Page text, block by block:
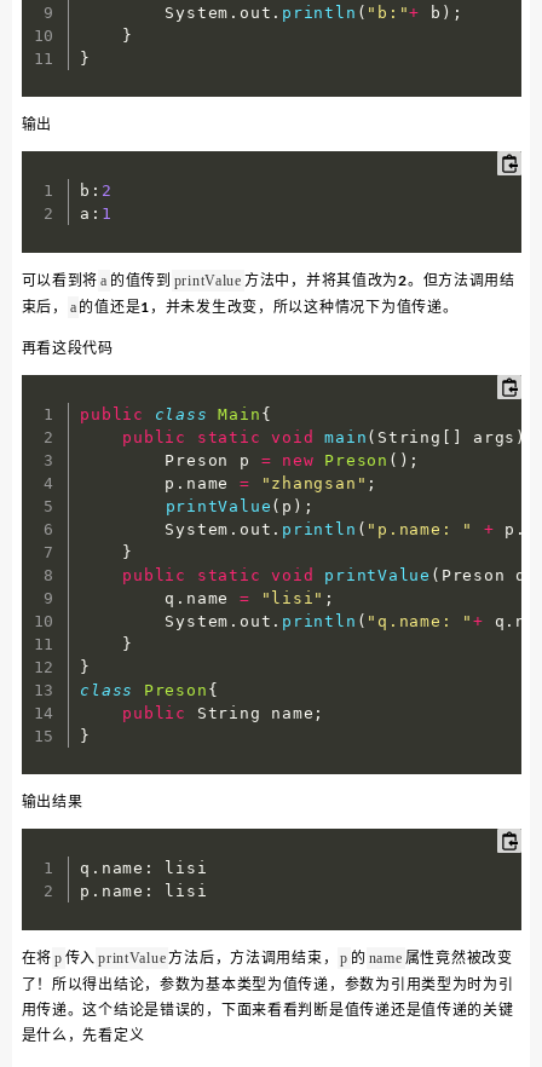
        System
. out . println ( "b:"+ b ) ;
}
}
输出
b : 2
a : 1
可以看到将 a 的值传到 printValue 方法中，并将其值改为2。但方法调用结
束后，
a 的值还是1，并未发生改变，所以这种情况下为值传递。
再看这段代码
public class Main {
public
static void main ( String [ ] args )
        Preson p
= new Preson ( ) ;
        p
. name = "zhangsan" ;
printValue ( p ) ;
        System
. out . println ( "p.name: " + p .
}
public
static void printValue ( Preson q
        q
. name = "lisi" ;
        System
. out . println ( "q.name: "+ q .
}
}
class
Preson {
public
String name ;
}
输出结果
q . name :
lisi
p . name : lisi
在将 p 传入 printValue方法后，方法调用结束， p 的 name 属性竟然被改变
了！所以得出结论，参数为基本类型为值传递，参数为引用类型为时为引
用传递。这个结论是错误的，下面来看看判断是值传递还是值传递的关键
是什么，先看定义